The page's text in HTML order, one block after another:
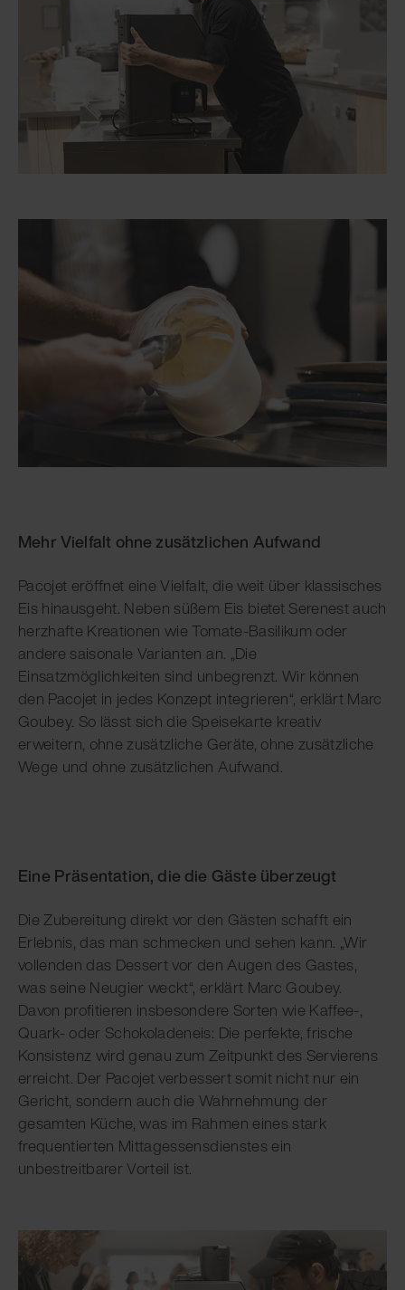
Mehr Vielfalt ohne zusätzlichen Aufwand
Pacojet eröffnet eine Vielfalt, die weit über klassisches
Eis hinausgeht. Neben süßem Eis bietet Serenest auch
herzhafte Kreationen wie Tomate-Basilikum oder
andere saisonale Varianten an. „Die
Einsatzmöglichkeiten sind unbegrenzt. Wir können
den Pacojet in jedes Konzept integrieren“, erklärt Marc
Goubey. So lässt sich die Speisekarte kreativ
erweitern, ohne zusätzliche Geräte, ohne zusätzliche
Wege und ohne zusätzlichen Aufwand.
Eine Präsentation, die die Gäste überzeugt
Die Zubereitung direkt vor den Gästen schafft ein
Erlebnis, das man schmecken und sehen kann. „Wir
vollenden das Dessert vor den Augen des Gastes,
was seine Neugier weckt“, erklärt Marc Goubey.
Davon profitieren insbesondere Sorten wie Kaffee-,
Quark- oder Schokoladeneis: Die perfekte, frische
Konsistenz wird genau zum Zeitpunkt des Servierens
erreicht. Der Pacojet verbessert somit nicht nur ein
Gericht, sondern auch die Wahrnehmung der
gesamten Küche, was im Rahmen eines stark
frequentierten Mittagessensdienstes ein
unbestreitbarer Vorteil ist.